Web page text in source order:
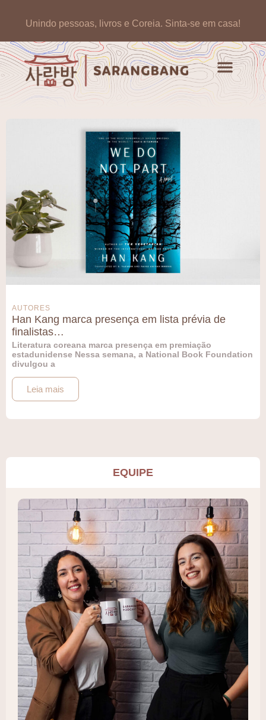
Unindo pessoas, livros e Coreia. Sinta-se em casa!
AUTORES
Han Kang marca presença em lista prévia de
finalistas…
Literatura coreana marca presença em premiação
estadunidense Nessa semana, a National Book Foundation
divulgou a
Leia mais
EQUIPE